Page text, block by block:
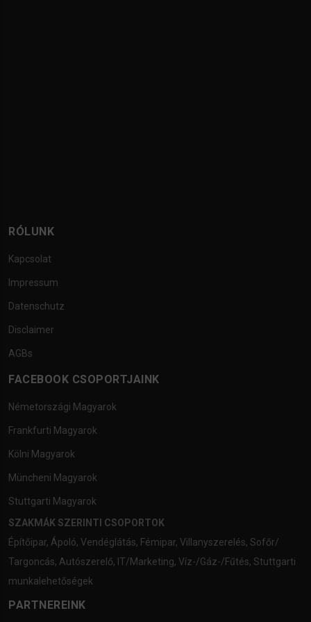
RÓLUNK
Kapcsolat
Impressum
Datenschutz
Disclaimer
AGBs
FACEBOOK CSOPORTJAINK
Németországi Magyarok
Frankfurti Magyarok
Kölni Magyarok
Müncheni Magyarok
Stuttgarti Magyarok
SZAKMÁK SZERINTI CSOPORTOK
Építőipar, Ápoló, Vendéglátás, Fémipar, Villanyszerelés, Sofőr/
Targoncás, Autószerelő, IT/Marketing, Víz-/Gáz-/Fűtés, Stuttgarti
munkalehetőségek
PARTNEREINK